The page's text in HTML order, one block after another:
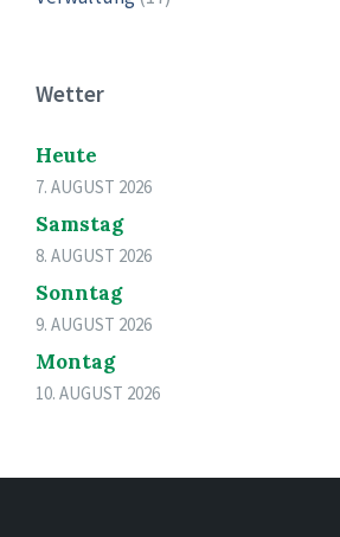
Wetter
Heute
7. AUGUST 2026
Samstag
8. AUGUST 2026
Sonntag
9. AUGUST 2026
Montag
10. AUGUST 2026